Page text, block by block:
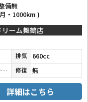
備無
・1000km )
リーム舞鶴店
排気 660cc
ブルーイッシュブラックパール３ 修復 無
詳細はこちら